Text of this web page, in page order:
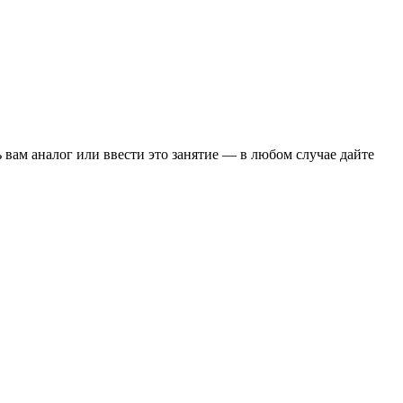
аналог или ввести это занятие — в любом случае дайте
Продолжительность 55 мин.